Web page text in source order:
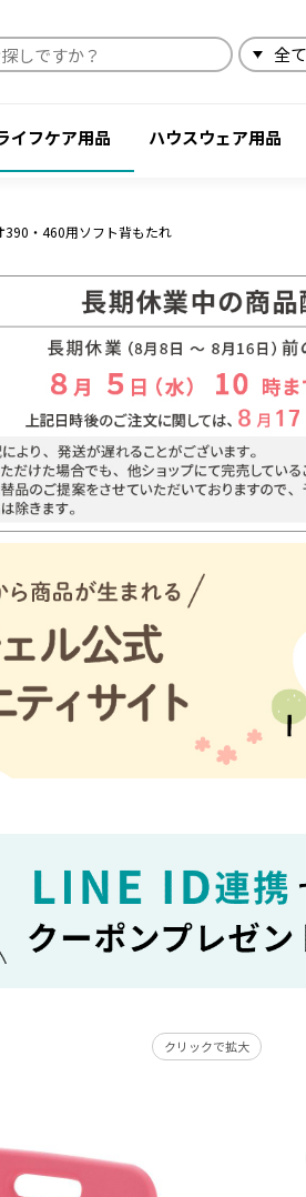
イフケア用品 ハウスウェア用品
390・460用ソフト背もたれ
クリックで拡大